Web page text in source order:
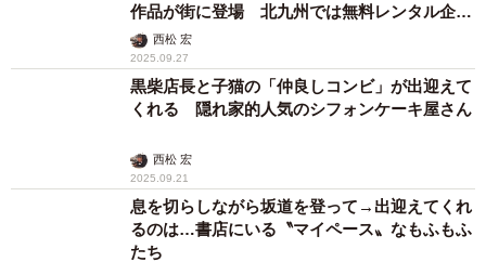
作品が街に登場 北九州では無料レンタル企画
も始動
西松 宏
2025.09.27
黒柴店長と子猫の「仲良しコンビ」が出迎えて
くれる 隠れ家的人気のシフォンケーキ屋さん
西松 宏
2025.09.21
息を切らしながら坂道を登って→出迎えてくれ
るのは…書店にいる〝マイペース〟なもふもふ
たち